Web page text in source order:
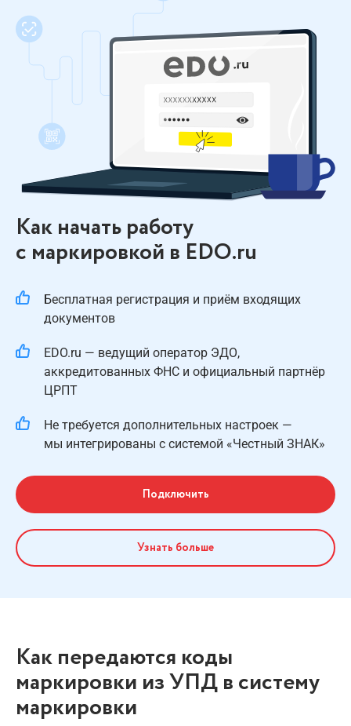
Как начать работу
с маркировкой в EDO.ru
Бесплатная регистрация и приём входящих
документов
EDO.ru — ведущий оператор ЭДО,
аккредитованных ФНС и официальный партнёр
ЦРПТ
Не требуется дополнительных настроек —
мы интегрированы с системой «Честный ЗНАК»
Подключить
Узнать больше
Как передаются коды
маркировки из УПД в систему
маркировки